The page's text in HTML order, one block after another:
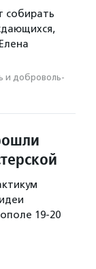
собирать
и доброволь­
19-20